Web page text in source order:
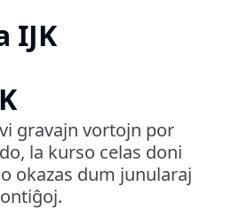
IJK
gravajn vortojn por
la kurso celas doni
okazas dum junularaj